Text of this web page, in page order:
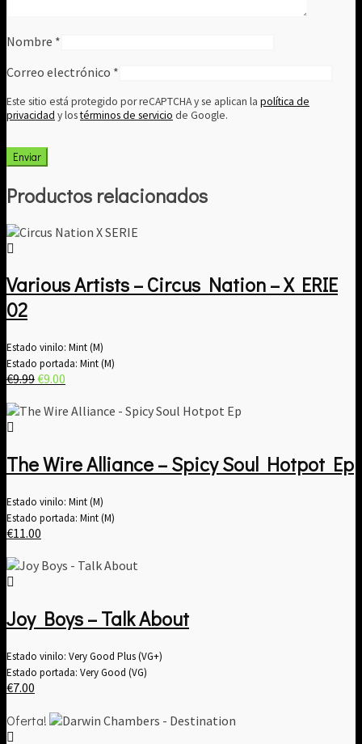
Nombre *
Correo electrónico *
Este sitio está protegido por reCAPTCHA y se aplican la política de
privacidad y lostérminos de servicio de Google.
Productos relacionados
Various Artists – Circus Nation – X ERIE
02
Estado vinilo: Mint (M)
Estado portada: Mint (M)
€9.99El
original
€9.00
actual
The Wire Alliance – Spicy Soul Hotpot Ep
Estado vinilo: Mint (M)
Estado portada: Mint (M)
€11.00
Joy Boys – Talk About
Estado vinilo: Very Good Plus (VG+)
Estado portada: Very Good (VG)
€7.00
Oferta!